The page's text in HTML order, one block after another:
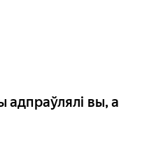
адпраўлялі вы, а